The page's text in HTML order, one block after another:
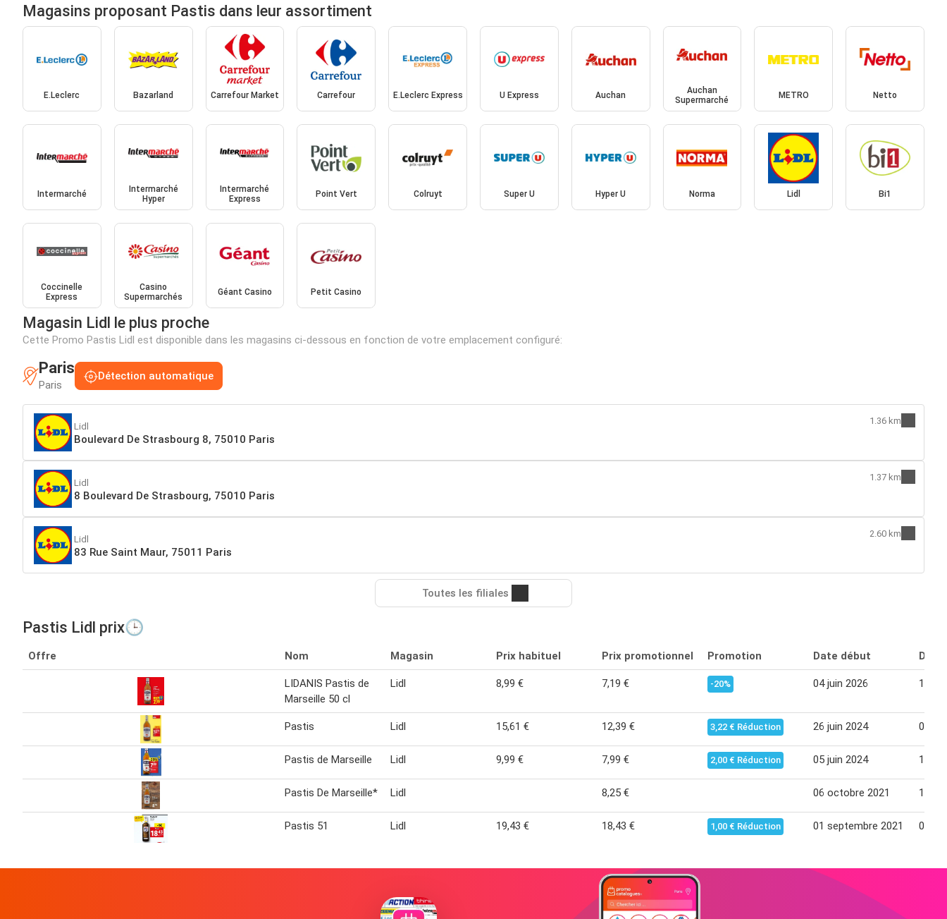
Magasins proposant Pastis dans leur assortiment
E.Leclerc Bazarland Carrefour Market Carrefour E.Leclerc Express U Express Auchan
Auchan
Supermarché
METRO Netto
Intermarché
Intermarché
Hyper
Intermarché
Express
Point Vert Colruyt Super U Hyper U Norma Lidl Bi1
Coccinelle
Express
Casino
Supermarchés
Géant Casino Petit Casino
Magasin Lidl le plus proche
Cette Promo Pastis Lidl est disponible dans les magasins ci-dessous en fonction de votre emplacement configuré:
Paris
Paris
Détection automatique
Lidl
Boulevard De Strasbourg 8, 75010 Paris
1.36 km
Lidl
8 Boulevard De Strasbourg, 75010 Paris
1.37 km
Lidl
83 Rue Saint Maur, 75011 Paris
2.60 km
Toutes les filiales
Pastis Lidl prix🕒
Offre Nom Magasin Prix habituel Prix promotionnel Promotion Date début Date
LIDANIS Pastis de
Marseille 50 cl
Lidl 8,99 € 7,19 € -20% 04 juin 2026 10
Pastis Lidl 15,61 € 12,39 € 3,22 € Réduction 26 juin 2024 02
Pastis de Marseille Lidl 9,99 € 7,99 € 2,00 € Réduction 05 juin 2024 11
Pastis De Marseille* Lidl 8,25 € 06 octobre 2021 12
Pastis 51 Lidl 19,43 € 18,43 € 1,00 € Réduction 01 septembre 2021 07